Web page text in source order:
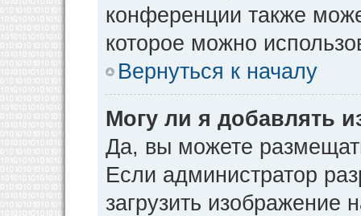
конференции также
которое можно
Вернуться к началу
Могу ли я добавлять
Да, вы можете
Если администратор
загрузить